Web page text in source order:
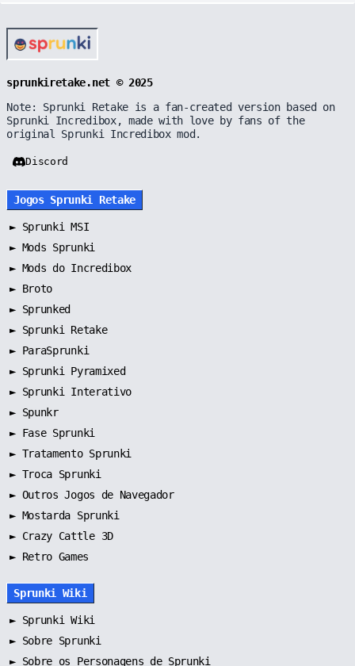
sprunkiretake.net © 2025
Note: Sprunki Retake is a fan-created version based on
Sprunki Incredibox, made with love by fans of the
original Sprunki Incredibox mod.
Discord
Jogos Sprunki Retake
► Sprunki MSI
► Mods Sprunki
► Mods do Incredibox
► Broto
► Sprunked
► Sprunki Retake
► ParaSprunki
► Sprunki Pyramixed
► Sprunki Interativo
► Spunkr
► Fase Sprunki
► Tratamento Sprunki
► Troca Sprunki
► Outros Jogos de Navegador
► Mostarda Sprunki
► Crazy Cattle 3D
► Retro Games
Sprunki Wiki
► Sprunki Wiki
► Sobre Sprunki
► Sobre os Personagens de Sprunki